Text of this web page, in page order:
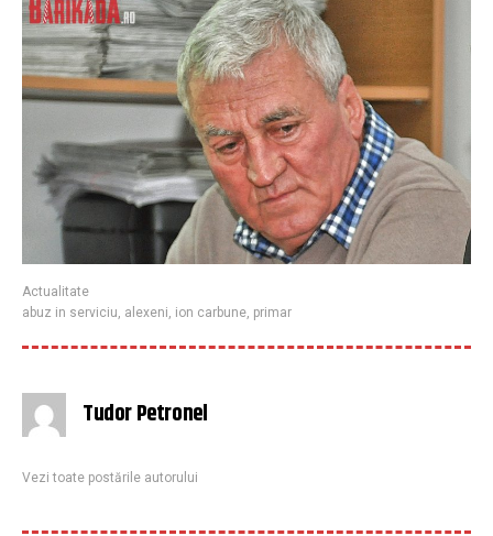
Actualitate
abuz in serviciu alexeni ion carbune primar
Tudor Petronel
Vezi toate postările autorului